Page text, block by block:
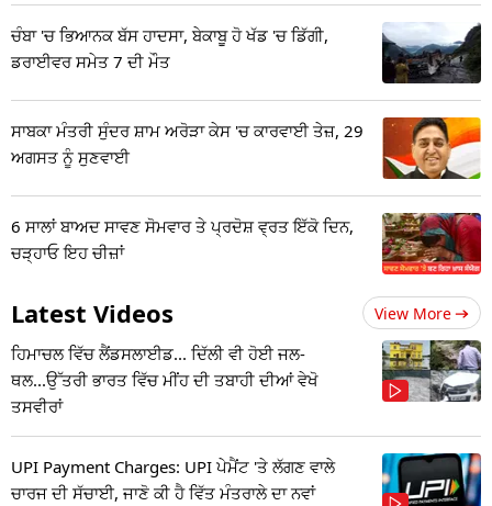
ਚੰਬਾ 'ਚ ਭਿਆਨਕ ਬੱਸ ਹਾਦਸਾ, ਬੇਕਾਬੂ ਹੋ ਖੱਡ 'ਚ ਡਿੱਗੀ,
ਡਰਾਈਵਰ ਸਮੇਤ 7 ਦੀ ਮੌਤ
ਸਾਬਕਾ ਮੰਤਰੀ ਸੁੰਦਰ ਸ਼ਾਮ ਅਰੋੜਾ ਕੇਸ 'ਚ ਕਾਰਵਾਈ ਤੇਜ਼, 29
ਅਗਸਤ ਨੂੰ ਸੁਣਵਾਈ
6 ਸਾਲਾਂ ਬਾਅਦ ਸਾਵਣ ਸੋਮਵਾਰ ਤੇ ਪ੍ਰਦੋਸ਼ ਵ੍ਰਤ ਇੱਕੋ ਦਿਨ,
ਚੜ੍ਹਾਓ ਇਹ ਚੀਜ਼ਾਂ
Latest Videos View More
ਹਿਮਾਚਲ ਵਿੱਚ ਲੈਂਡਸਲਾਈਡ... ਦਿੱਲੀ ਵੀ ਹੋਈ ਜਲ-
ਥਲ...ਉੱਤਰੀ ਭਾਰਤ ਵਿੱਚ ਮੀਂਹ ਦੀ ਤਬਾਹੀ ਦੀਆਂ ਵੇਖੋ
ਤਸਵੀਰਾਂ
UPI Payment Charges: UPI ਪੇਮੈਂਟ 'ਤੇ ਲੱਗਣ ਵਾਲੇ
ਚਾਰਜ ਦੀ ਸੱਚਾਈ, ਜਾਣੋ ਕੀ ਹੈ ਵਿੱਤ ਮੰਤਰਾਲੇ ਦਾ ਨਵਾਂ